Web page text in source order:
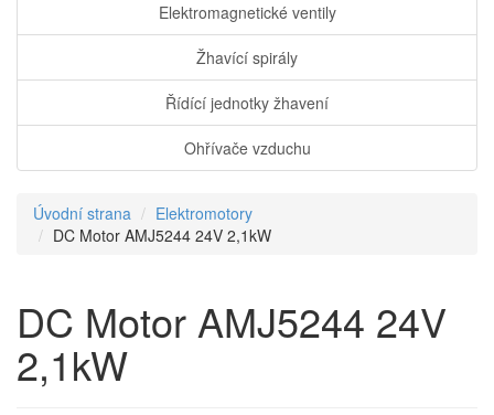
Elektromagnetické ventily
Žhavící spirály
Řídící jednotky žhavení
Ohřívače vzduchu
Úvodní strana
Elektromotory
DC Motor AMJ5244 24V 2,1kW
DC Motor AMJ5244 24V
2,1kW